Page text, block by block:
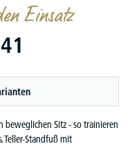
Einsatz
Sitz - so trainieren
Teller-Standfuß mit